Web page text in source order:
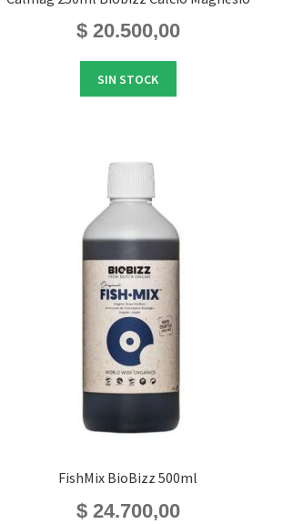
$20.500,00
SIN STOCK
FishMix BioBizz 500ml
$24.700,00